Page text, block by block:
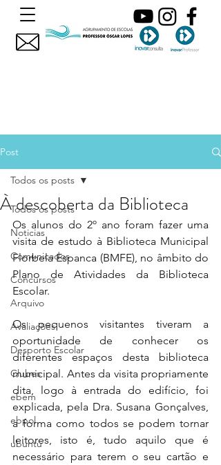
Post
Todos os posts
Noticias
Comunicados
Concursos
Arquivo
Avaliações
Desporto Escolar
Clubes
ebem
ebpol
ubuntu
Todos os posts
À descoberta da Biblioteca
Os alunos do 2º ano foram fazer uma
visita de estudo à Biblioteca Municipal
Florbela Espanca (BMFE), no âmbito do
Plano de Atividades da Biblioteca
Escolar.
Os pequenos visitantes tiveram a
oportunidade de conhecer os
diferentes espaços desta biblioteca
municipal. Antes da visita propriamente
dita, logo à entrada do edifício, foi
explicada, pela Dra. Susana Gonçalves,
a forma como todos se podem tornar
leitores, isto é, tudo aquilo que é
necessário para terem o seu cartão e